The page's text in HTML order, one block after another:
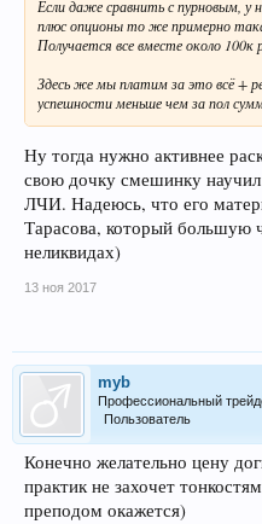
Если даже сравнить с пурновым, у
плюс опционы то же примерно
Получается все вместе около 100к
Здесь же мы платим за это всё +
успешности меньше чем за пол
Ну тогда нужно активнее
свою дочку смешинку
ЛЧИ. Надеюсь, что его
Тарасова, который большую
неликвидах)
13 ноя 2017
myb
Профессиональный
Пользователь
Конечно желательно цену
практик не захочет
преподом окажется)